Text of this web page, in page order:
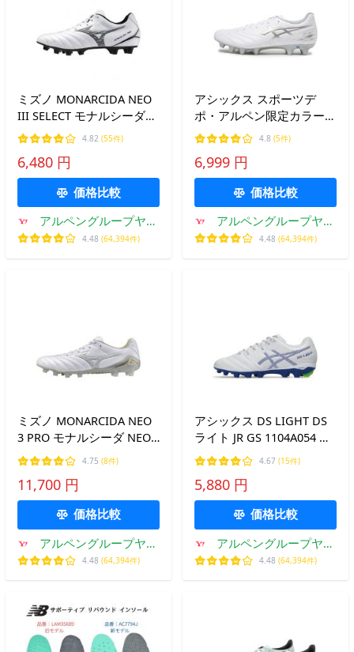
ミズノ MONARCIDA NEO
III SELECT モナルシーダ
ネオ 3 セレクト
P1GA242509 サッカー ス
パイクシューズ 3E : ホワ
イト×ブラック MIZUNO
4.82 (55件)
6,480 円
価格比較
アルペングループヤフ
ー店
4.48 (64,394件)
アシックス スポーツデ
ポ・アルペン限定カラー
DS LIGHT CLUB WIDE DS
ライト クラブ ワイド SMU
1103A144 サッカー スパイ
クシューズ asics
4.8 (5件)
6,999 円
価格比較
アルペングループヤフ
ー店
4.48 (64,394件)
ミズノ MONARCIDA NEO
3 PRO モナルシーダ NEO
3 プロ P1GA262204 サッカ
ー スパイクシューズ 2E :
ホワイト×シルバー
MIZUNO
4.75 (8件)
11,700 円
価格比較
アルペングループヤフ
ー店
4.48 (64,394件)
アシックス DS LIGHT DS
ライト JR GS 1104A054 ジ
ュニア キッズ・子供 サッ
カー スパイクシューズ デ
ィーエスライト : ホワイト
×ブルー asics
4.67 (15件)
5,880 円
価格比較
アルペングループヤフ
ー店
4.48 (64,394件)